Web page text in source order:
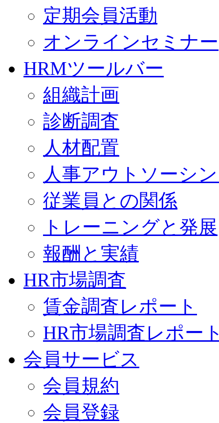
定期会員活動
オンラインセミナー
HRMツールバー
組織計画
診断調査
人材配置
人事アウトソーシ
従業員との関係
トレーニングと発展
報酬と実績
HR市場調査
賃金調査レポート
HR市場調査レポー
会員サービス
会員規約
会員登録